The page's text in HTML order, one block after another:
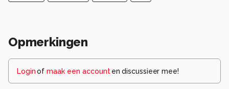
Opmerkingen
Loginof maak een account en discussieer mee!